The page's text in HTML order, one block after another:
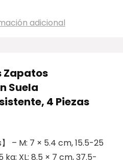
adicional
Zapatos
Suela
4 Piezas
– M: 7 × 5.4 cm, 15.5-25
kg; XL: 8.5 × 7 cm, 37.5-